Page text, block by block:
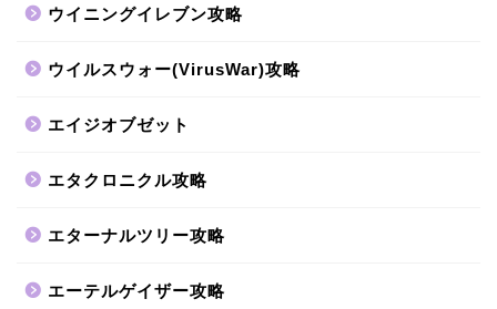
ウイニングイレブン攻略
ウイルスウォー(VirusWar)攻略
エイジオブゼット
エタクロニクル攻略
エターナルツリー攻略
エーテルゲイザー攻略